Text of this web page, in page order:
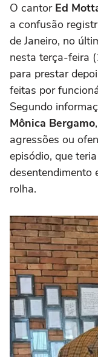
O cantor Ed
a confusão
de Janeiro, no
nesta terça-feira
para prestar
feitas por
Segundo
Mônica Bergamo
agressões ou
episódio, que
desentendimento
rolha.